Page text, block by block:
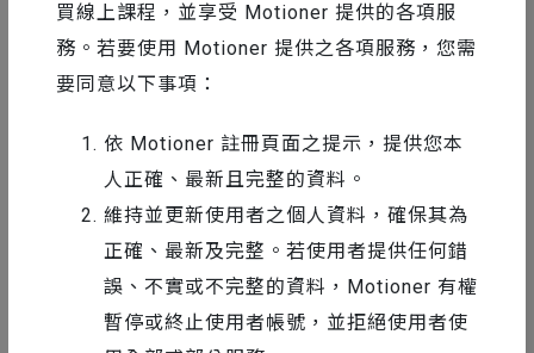
買線上課程，並享受 Motioner 提供的各項服
務。若要使用 Motioner 提供之各項服務，您需
要同意以下事項：
依 Motioner 註冊頁面之提示，提供您本
人正確、最新且完整的資料。
維持並更新使用者之個人資料，確保其為
正確、最新及完整。若使用者提供任何錯
誤、不實或不完整的資料，Motioner 有權
暫停或終止使用者帳號，並拒絕使用者使
設計工具精選 2024-06-28
宋政傑老師分享｜做出超ㄅㄧㄤˋ字體設
計，一鍵就能完成的文字效果